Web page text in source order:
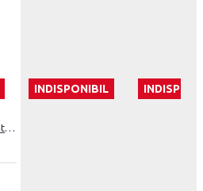
INDISPONIBIL